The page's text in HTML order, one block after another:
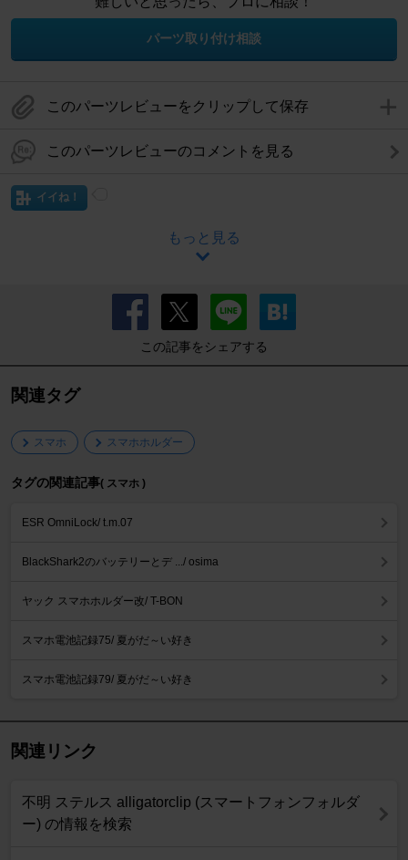
パーツ取り付け相談
このパーツレビューをクリップして保存
このパーツレビューのコメントを見る
イイね！
もっと見る
この記事をシェアする
関連タグ
スマホ スマホホルダー
タグの関連記事( スマホ )
ESR OmniLock/ t.m.07
BlackShark2のバッテリーとデ .../ osima
ヤック スマホホルダー改/ T-BON
スマホ電池記録75/ 夏がだ～い好き
スマホ電池記録79/ 夏がだ～い好き
関連リンク
不明 ステルス alligatorclip (スマートフォンフォルダ
ー) の情報を検索